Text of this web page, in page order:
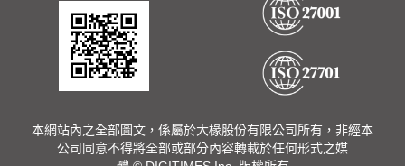
本網站內之全部圖文，係屬於大椽股份有限公司所有，非經本
公司同意不得將全部或部分內容轉載於任何形式之媒